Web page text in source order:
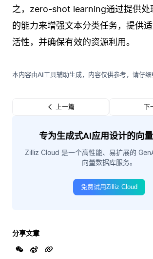
之，zero-shot learning通过提供处
的能力来增强文本分类任务，提供
活性，并确保有效的资源利用。
本内容由AI工具辅助生成，内容仅供参考，请仔细
上一篇 下
专为生成式AI应用设计的向
Zilliz Cloud 是一个高性能、易扩展的
向量数据库服务。
免费试用Zilliz Cloud
分享文章